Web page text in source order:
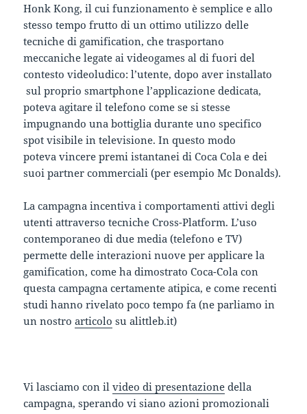
Honk Kong, il cui funzionamento è semplice e allo
stesso tempo frutto di un ottimo utilizzo delle
tecniche di gamification, che trasportano
meccaniche legate ai videogames al di fuori del
contesto videoludico: l’utente, dopo aver installato
sul proprio smartphone l’applicazione dedicata,
poteva agitare il telefono come se si stesse
impugnando una bottiglia durante uno specifico
spot visibile in televisione. In questo modo
poteva vincere premi istantanei di Coca Cola e dei
suoi partner commerciali (per esempio Mc Donalds).
La campagna incentiva i comportamenti attivi degli
utenti attraverso tecniche Cross-Platform. L’uso
contemporaneo di due media (telefono e TV)
permette delle interazioni nuove per applicare la
gamification, come ha dimostrato Coca-Cola con
questa campagna certamente atipica, e come recenti
studi hanno rivelato poco tempo fa (ne parliamo in
un nostroarticolo su alittleb.it)
Vi lasciamo con ilvideo di presentazione della
campagna, sperando vi siano azioni promozionali